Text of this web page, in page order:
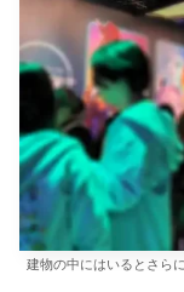
建物の中にはいるとさら